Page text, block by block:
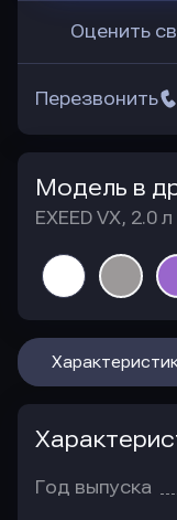
Оценить
Перезвонить
Модель в
EXEED VX, 2.0
Год выпуска